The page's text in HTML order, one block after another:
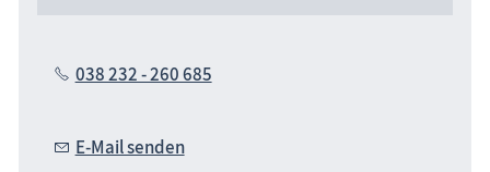
038 232 - 260 685
E-Mail senden